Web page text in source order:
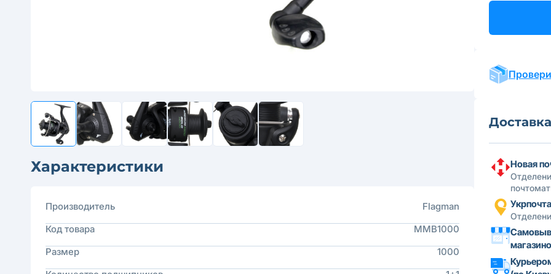
Характеристики
Производитель
Flagman
Код товара
MMB1000
Размер
1000
Доставка
Новая
почтомат
Укрпочта